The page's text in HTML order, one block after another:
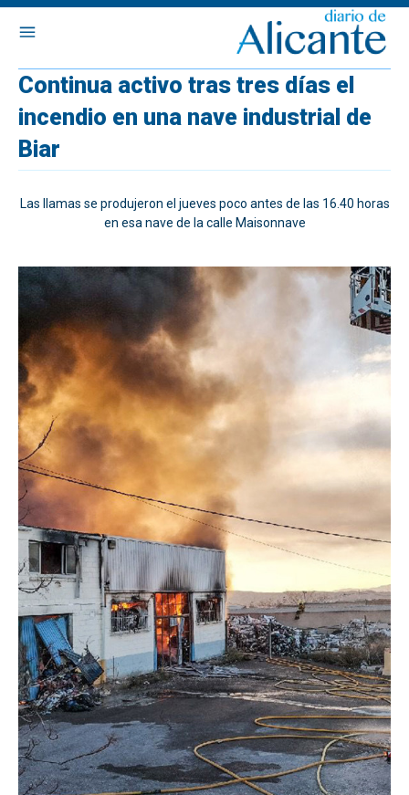
Continua activo tras tres días el
incendio en una nave industrial de
Biar
Las llamas se produjeron el jueves poco antes de las 16.40 horas
en esa nave de la calle Maisonnave